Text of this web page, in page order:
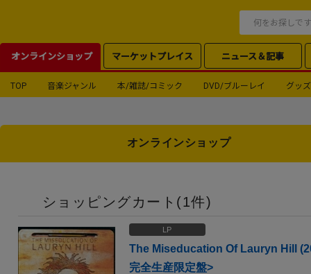
オンラインショップ マーケットプレイス ニュース＆記事
TOP 音楽ジャンル 本/雑誌/コミック DVD/ブルーレイ グッズ
オンラインショップ
ショッピングカート(1件)
LP
The Miseducation Of Lauryn Hill
完全生産限定盤>